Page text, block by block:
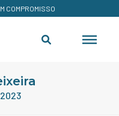
COMPROMISSO